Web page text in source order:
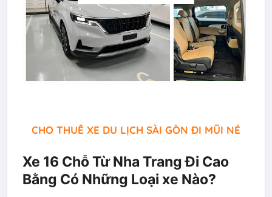
CHO THUÊ XE DU LỊCH SÀI GÒN ĐI MŨI NÉ
Xe 16 Chỗ Từ Nha Trang Đi Cao
Bằng Có Những Loại xe Nào?